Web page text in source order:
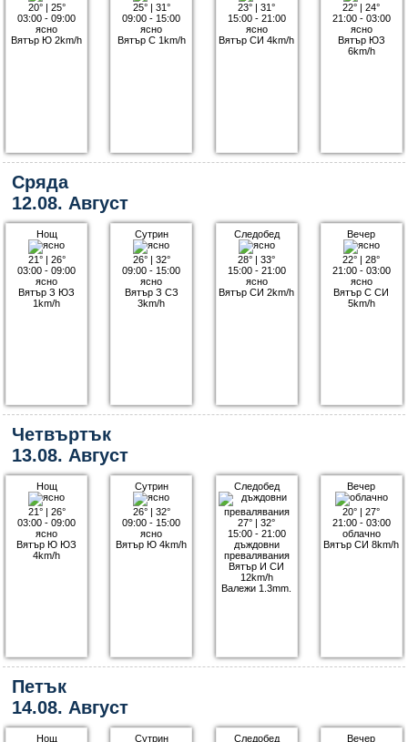
20°| 25°
03:00 - 09:00
ясно
Вятър Ю 2km/h
25°| 31°
09:00 - 15:00
ясно
Вятър С 1km/h
23° |31°
15:00 - 21:00
ясно
Вятър СИ 4km/h
22° |24°
21:00 - 03:00
ясно
Вятър ЮЗ
6km/h
Сряда
12.08. Август
Нощ
21°| 26°
03:00 - 09:00
ясно
Вятър З ЮЗ
1km/h
Сутрин
26°| 32°
09:00 - 15:00
ясно
Вятър З СЗ
3km/h
Следобед
28° |33°
15:00 - 21:00
ясно
Вятър СИ 2km/h
Вечер
22° |28°
21:00 - 03:00
ясно
Вятър С СИ
5km/h
Четвъртък
13.08. Август
Нощ
21°| 26°
03:00 - 09:00
ясно
Вятър Ю ЮЗ
4km/h
Сутрин
26°| 32°
09:00 - 15:00
ясно
Вятър Ю 4km/h
Следобед
27° |32°
15:00 - 21:00
дъждовни
превалявания
Вятър И СИ
12km/h
Валежи 1.3mm.
Вечер
20° |27°
21:00 - 03:00
облачно
Вятър СИ 8km/h
Петък
14.08. Август
Нощ Сутрин Следобед Вечер